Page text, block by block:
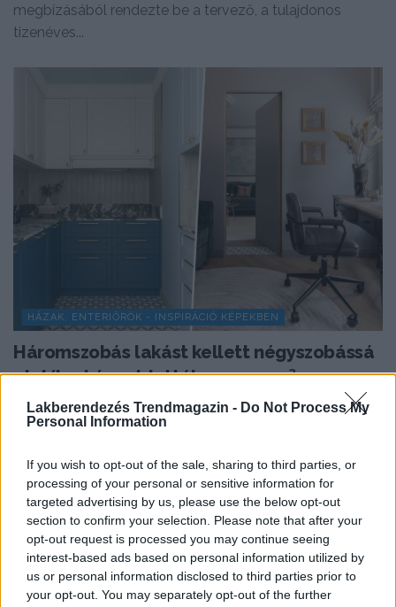
Lakberendezés Trendmagazin - Do Not Process My
Personal Information
If you wish to opt-out of the sale, sharing to third parties, or
processing of your personal or sensitive information for
targeted advertising by us, please use the below opt-out
section to confirm your selection. Please note that after your
opt-out request is processed you may continue seeing
interest-based ads based on personal information utilized by
us or personal information disclosed to third parties prior to
your opt-out. You may separately opt-out of the further
megbízásából rendezte be a tervező, a tulajdonos
tizenéves...
HÁZAK, ENTERIŐRÖK - INSPIRÁCIÓ KÉPEKBEN
Háromszobás lakást kellett négyszobássá
alakítani: így oldották meg 73 m²-en
Egy 73 m²-es lakásban három különálló hálószobát,
nappalit, kompakt konyhát, két gardróbot, mosókonyhát
TOVÁBBIAK BETÖLTÉSE
Praktikus lakberendezési ötletek